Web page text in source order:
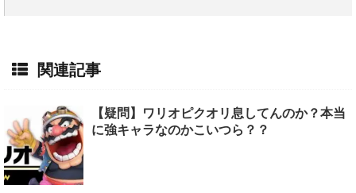
関連記事
【疑問】ワリオピクオリ息してんのか？本当
に強キャラなのかこいつら？？